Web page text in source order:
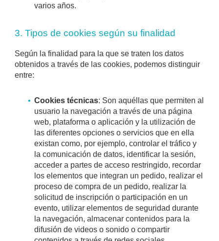
varios años.
3. Tipos de cookies según su finalidad
Según la finalidad para la que se traten los datos
obtenidos a través de las cookies, podemos distinguir
entre:
Cookies técnicas: Son aquéllas que permiten al
usuario la navegación a través de una página
web, plataforma o aplicación y la utilización de
las diferentes opciones o servicios que en ella
existan como, por ejemplo, controlar el tráfico y
la comunicación de datos, identificar la sesión,
acceder a partes de acceso restringido, recordar
los elementos que integran un pedido, realizar el
proceso de compra de un pedido, realizar la
solicitud de inscripción o participación en un
evento, utilizar elementos de seguridad durante
la navegación, almacenar contenidos para la
difusión de videos o sonido o compartir